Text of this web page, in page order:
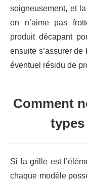
soigneusement, et
on n’aime pas
produit décapant
ensuite s’assurer de
éventuel résidu de
Comment
types
Si la grille est
chaque modèle